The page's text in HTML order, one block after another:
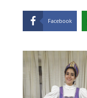
Facebook